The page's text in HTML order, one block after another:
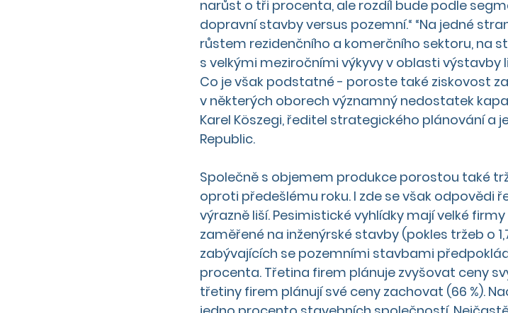
narůst o tři procenta, ale rozdíl bude podle
dopravní stavby versus pozemní.“ “Na jedné
růstem rezidenčního a komerčního sektoru, na
s velkými meziročními výkyvy v oblasti výstavby
Co je však podstatné - poroste také ziskovost
v některých oborech významný nedostatek
Karel Köszegi, ředitel strategického plánování a
Republic.
Společně s objemem produkce porostou také
oproti předešlému roku. I zde se však odpovědi
výrazně liší. Pesimistické vyhlídky mají velké
zaměřené na inženýrské stavby (pokles tržeb o
zabývajících se pozemními stavbami
procenta. Třetina firem plánuje zvyšovat ceny
třetiny firem plánují své ceny zachovat (66 %).